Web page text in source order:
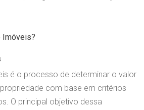
Imóveis?
é o processo de determinar o valor
com base em critérios
O principal objetivo dessa